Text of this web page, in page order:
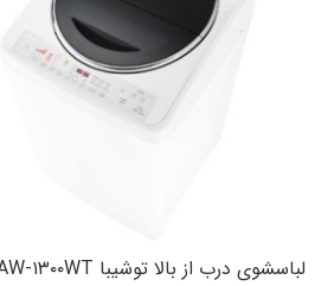
لباسشوی درب از بالا توشیبا AW-۱۳۰۰WT